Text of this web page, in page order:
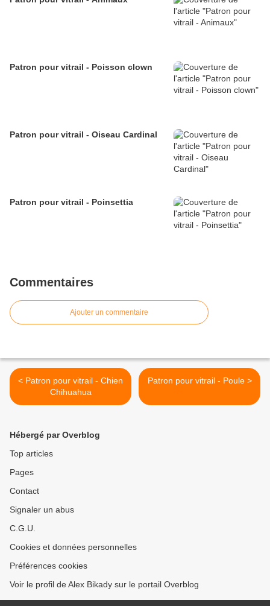
Patron pour vitrail - Poisson clown
Patron pour vitrail - Oiseau Cardinal
Patron pour vitrail - Poinsettia
Commentaires
Ajouter un commentaire
< Patron pour vitrail - Chien
Chihuahua
Patron pour vitrail - Poule >
Hébergé par Overblog
Top articles
Pages
Contact
Signaler un abus
C.G.U.
Cookies et données personnelles
Préférences cookies
Voir le profil de Alex Bikady sur le portail Overblog